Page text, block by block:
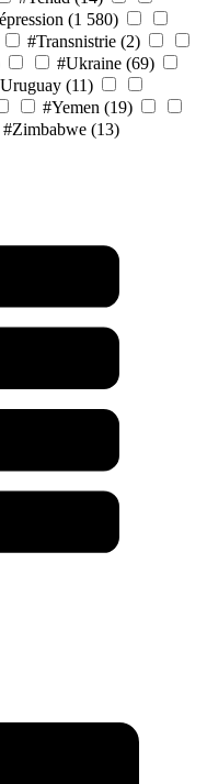
(1 580)
#Transnistrie (2)
#Ukraine (69)
(11)
#Yemen (19)
#Zimbabwe (13)